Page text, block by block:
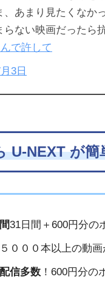
あまり見たくなか
ない映画だったら
で許して
3日
U-NEXT が簡
31日間＋600円分の
０００本以上の動画
信多数 ！600円分の